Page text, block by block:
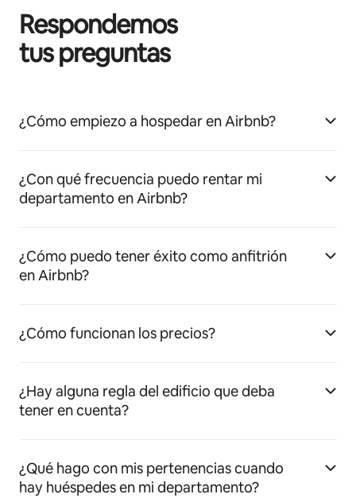
Respondemos
tus preguntas
¿Cómo empiezo a hospedar en Airbnb?
¿Con qué frecuencia puedo rentar mi
departamento en Airbnb?
¿Cómo puedo tener éxito como anfitrión
en Airbnb?
¿Cómo funcionan los precios?
¿Hay alguna regla del edificio que deba
tener en cuenta?
¿Qué hago con mis pertenencias cuando
hay huéspedes en mi departamento?